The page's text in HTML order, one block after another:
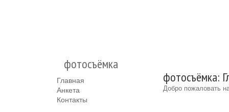
фотосъёмка
Главная
Анкета
Контакты
фотосъёмка:
Добро пожаловать